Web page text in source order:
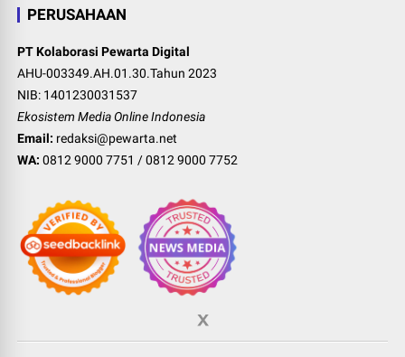
PERUSAHAAN
PT Kolaborasi Pewarta Digital
AHU-003349.AH.01.30.Tahun 2023
NIB: 1401230031537
Ekosistem Media Online Indonesia
Email: redaksi@pewarta.net
WA: 0812 9000 7751 /0812 9000 7752